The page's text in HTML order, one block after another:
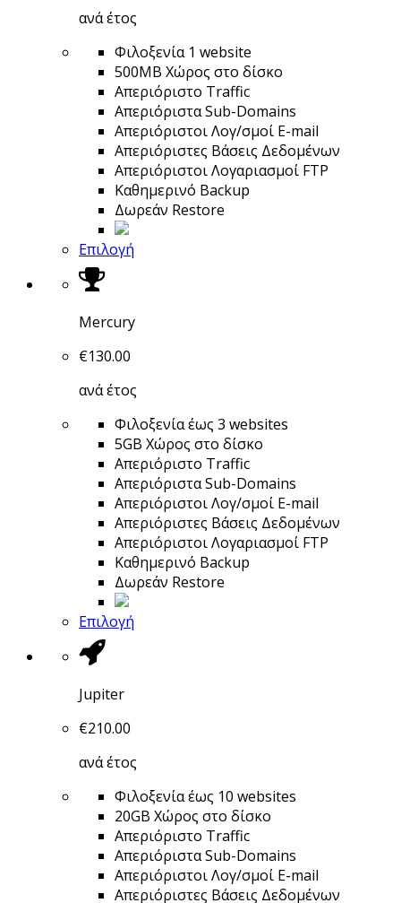
ανά έτος
Φιλοξενία 1 website
500MB Χώρος στο δίσκο
Απεριόριστο Traffic
Απεριόριστα Sub-Domains
Απεριόριστοι Λογ/σμοί E-mail
Απεριόριστες Βάσεις Δεδομένων
Απεριόριστοι Λογαριασμοί FTP
Καθημερινό Backup
Δωρεάν Restore
Επιλογή
Mercury
€130.00
ανά έτος
Φιλοξενία έως 3 websites
5GΒ Χώρος στο δίσκο
Απεριόριστο Traffic
Απεριόριστα Sub-Domains
Απεριόριστοι Λογ/σμοί E-mail
Απεριόριστες Βάσεις Δεδομένων
Απεριόριστοι Λογαριασμοί FTP
Καθημερινό Backup
Δωρεάν Restore
Επιλογή
Jupiter
€210.00
ανά έτος
Φιλοξενία έως 10 websites
20GΒ Χώρος στο δίσκο
Απεριόριστο Traffic
Απεριόριστα Sub-Domains
Απεριόριστοι Λογ/σμοί E-mail
Απεριόριστες Βάσεις Δεδομένων